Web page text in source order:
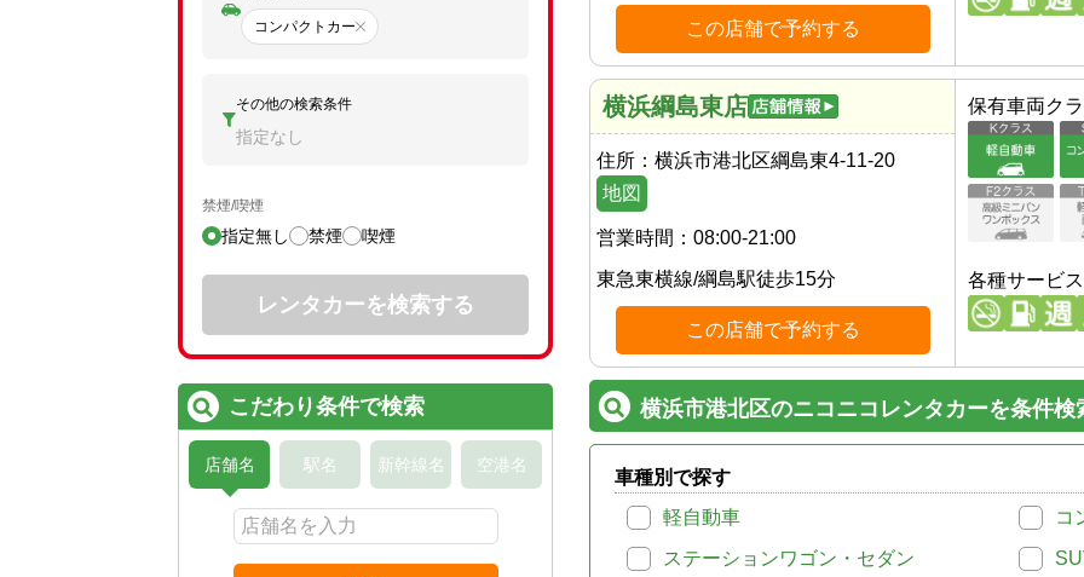
この店舗で予約する
横浜綱島東店
住所： 横浜市港北区綱島東4-11-20
地図
営業時間： 08:00-21:00
東急東横線/綱島駅徒歩15分
この店舗で予約する
保有車両ク
各種サービス
横浜市港北区のニコニコレンタカーを条件検
車種別で探す
軽自動車
コ
ステーションワゴン・セダン
コンパクトカー
その他の検索条件
指定なし
禁煙/喫煙
指定無し 禁煙 喫煙
レンタカーを検索する
こだわり条件で検索
店舗名 駅名 新幹線名 空港名